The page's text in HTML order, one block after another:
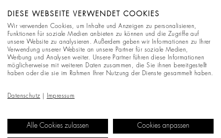
DIESE WEBSEITE VERWENDET COOKIES
Wir verwenden Cookies, um Inhalte und Anzeigen zu personalisieren,
Funktionen für soziale Medien anbieten zu können und die Zugriffe auf
unsere Website zu analysieren. Außerdem geben wir Informationen zu Ihrer
Verwendung unserer Website an unsere Partner für soziale Medien,
Werbung und Analysen weiter. Unsere Partner führen diese Informationen
möglicherweise mit weiteren Daten zusammen, die Sie ihnen bereitgestellt
haben oder die sie im Rahmen Ihrer Nutzung der Dienste gesammelt haben.
Datenschutz Impressum
Alle Cookies zulassen Cookies anpassen